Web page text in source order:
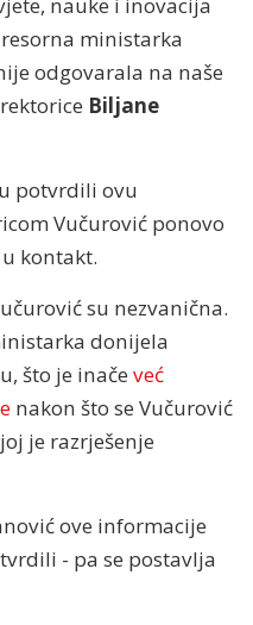
ministarka
odgovarala na naše
Biljane
potvrdili ovu
Vučurović ponovo
kontakt.
su nezvanična.
donijela
što je inače već
nakon što se Vučurović
je razrješenje
ove informacije
- pa se postavlja